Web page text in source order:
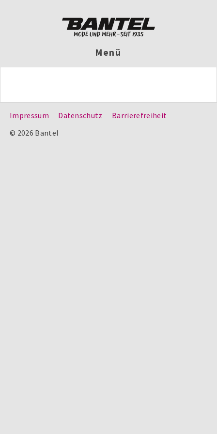
Menü
Impressum Datenschutz
Barrierefreiheit
© 2026 Bantel